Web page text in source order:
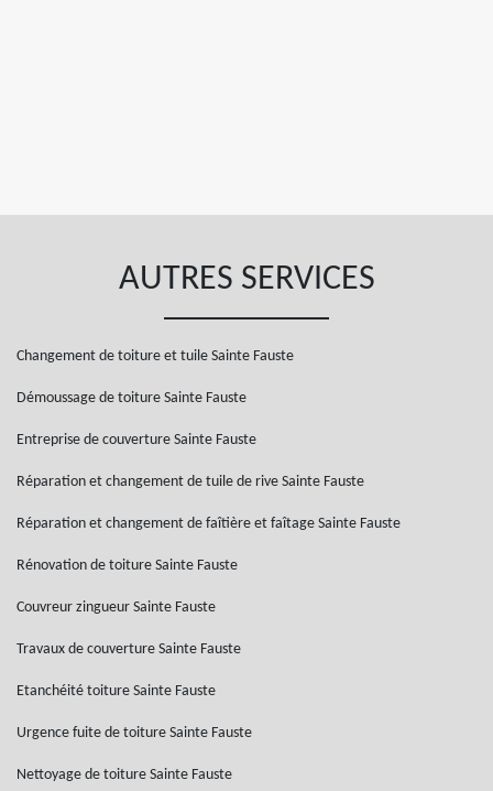
AUTRES SERVICES
Changement de toiture et tuile Sainte Fauste
Démoussage de toiture Sainte Fauste
Entreprise de couverture Sainte Fauste
Réparation et changement de tuile de rive Sainte Fauste
Réparation et changement de faîtière et faîtage Sainte Fauste
Rénovation de toiture Sainte Fauste
Couvreur zingueur Sainte Fauste
Travaux de couverture Sainte Fauste
Etanchéité toiture Sainte Fauste
Urgence fuite de toiture Sainte Fauste
Nettoyage de toiture Sainte Fauste